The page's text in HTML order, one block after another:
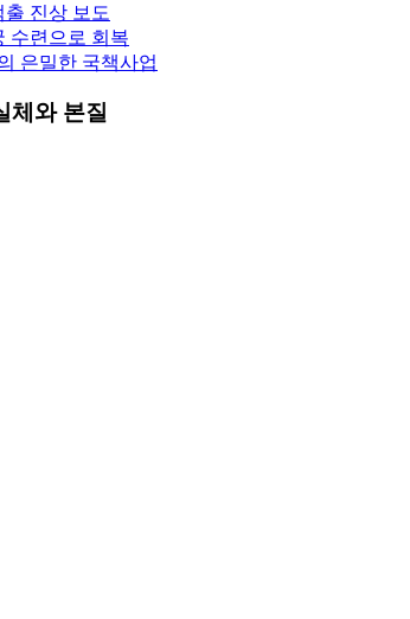
진상 보도
수련으로 회복
은밀한 국책사업
체와 본질